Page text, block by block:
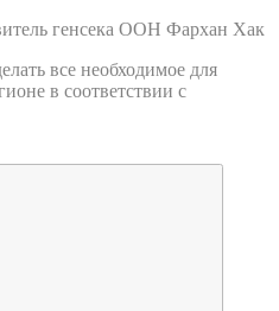
генсека ООН Фархан Хак
все необходимое для
в соответствии с